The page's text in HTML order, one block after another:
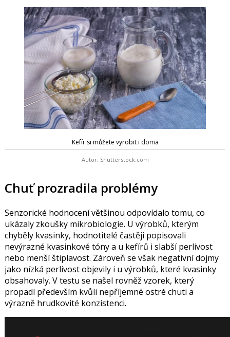
Kefír si můžete vyrobit i doma
Autor: Shutterstock.com
Chuť prozradila problémy
Senzorické hodnocení většinou odpovídalo tomu, co
ukázaly zkoušky mikrobiologie. U výrobků, kterým
chyběly kvasinky, hodnotitelé častěji popisovali
nevýrazné kvasinkové tóny a u kefírů i slabší perlivost
nebo menší štiplavost. Zároveň se však negativní dojmy
jako nízká perlivost objevily i u výrobků, které kvasinky
obsahovaly. V testu se našel rovněž vzorek, který
propadl především kvůli nepříjemné ostré chuti a
výrazně hrudkovité konzistenci.